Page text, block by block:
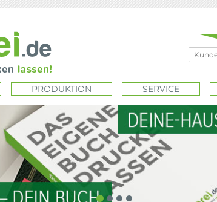
PRODUKTION SERVICE